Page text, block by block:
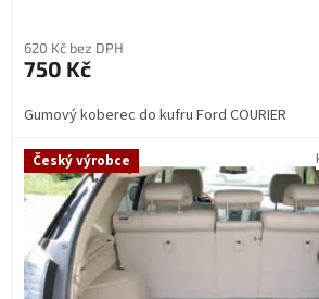
620 Kč bez DPH
750 Kč
Gumový koberec do kufru Ford COURIER
Český výrobce